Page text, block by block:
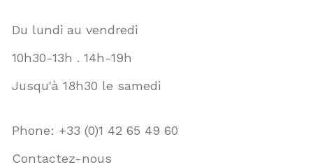
Du lundi au vendredi
10h30-13h . 14h-19h
Jusqu'à 18h30 le samedi
Phone: +33 (0)1 42 65 49 60
Contactez-nous